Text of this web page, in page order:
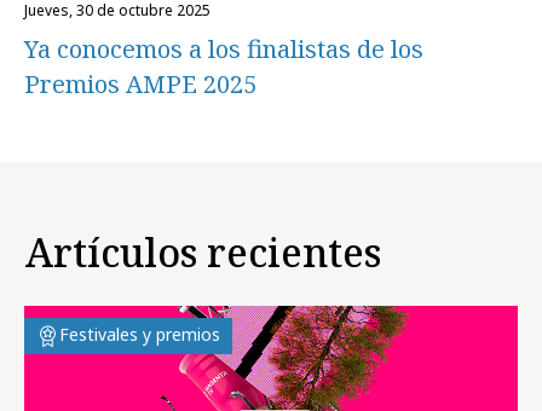
jueves, 30 de octubre 2025
Ya conocemos a los finalistas de los
Premios AMPE 2025
Artículos recientes
Festivales y premios